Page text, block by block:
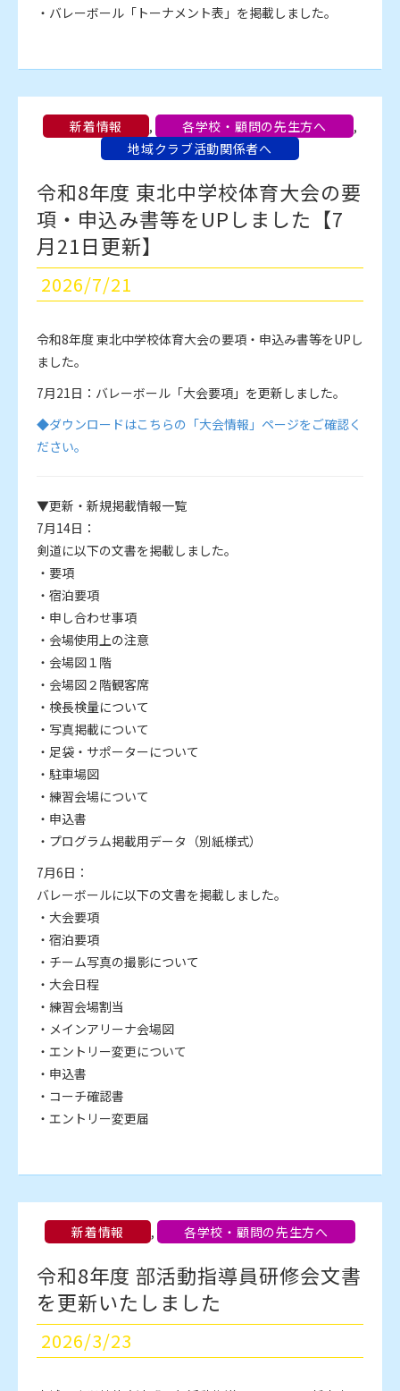
・バレーボール「トーナメント表」を掲載しました。
新着情報 , 各学校・顧問の先生方へ
,
地域クラブ活動関係者へ
令和8年度 東北中学校体育大会の要
項・申込み書等をUPしました【7
月21日更新】
2026/7/21
令和8年度 東北中学校体育大会の要項・申込み書等をUPし
ました。
7月21日：バレーボール「大会要項」を更新しました。
◆ダウンロードはこちらの「大会情報」ページをご確認く
ださい。
▼更新・新規掲載情報一覧
7月14日：
剣道に以下の文書を掲載しました。
・要項
・宿泊要項
・申し合わせ事項
・会場使用上の注意
・会場図１階
・会場図２階観客席
・検長検量について
・写真掲載について
・足袋・サポーターについて
・駐車場図
・練習会場について
・申込書
・プログラム掲載用データ（別紙様式）
7月6日：
バレーボールに以下の文書を掲載しました。
・大会要項
・宿泊要項
・チーム写真の撮影について
・大会日程
・練習会場割当
・メインアリーナ会場図
・エントリー変更について
・申込書
・コーチ確認書
・エントリー変更届
新着情報 , 各学校・顧問の先生方へ
令和8年度 部活動指導員研修会文書
を更新いたしました
2026/3/23